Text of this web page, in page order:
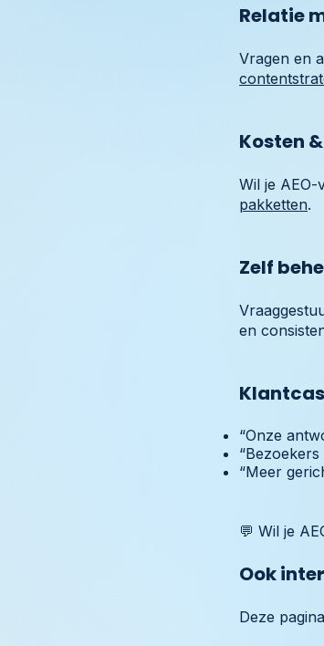
Relatie
Vragen en
Kosten
Wil je AEO-
pakketten.
Zelf
en
“Onze
“Meer
💬 Wil je
Ook
Deze